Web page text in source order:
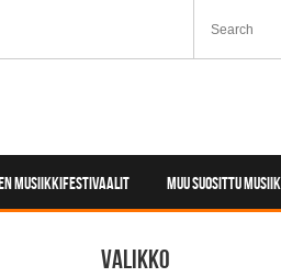
MUSIIKKIFESTIVAALIT MUU SUOSITTU
Valikko